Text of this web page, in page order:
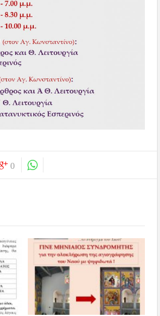
0